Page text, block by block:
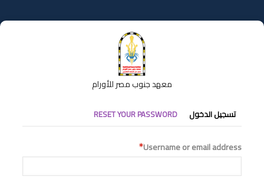
إلى
المحتوى
معهد جنوب مصر للأورام
التبويبات
الأساسية
تسجيل الدخول RESET YOUR PASSWORD
Username or email address